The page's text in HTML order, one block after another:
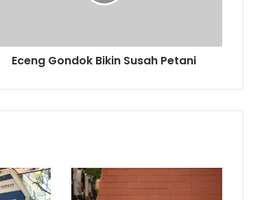
Eceng Gondok Bikin Susah Petani